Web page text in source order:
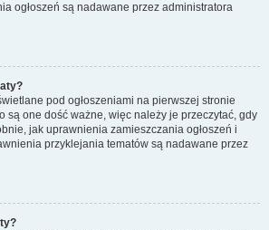
ogłoszeń są nadawane przez administratora
pod ogłoszeniami na pierwszej stronie
są one dość ważne, więc należy je przeczytać, gdy
jak uprawnienia zamieszczania ogłoszeń i
przyklejania tematów są nadawane przez